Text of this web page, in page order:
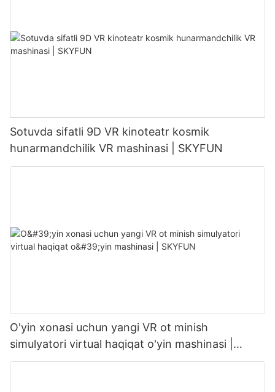
Sotuvda sifatli 9D VR kinoteatr kosmik
hunarmandchilik VR mashinasi | SKYFUN
O'yin xonasi uchun yangi VR ot minish
simulyatori virtual haqiqat o'yin mashinasi |
SKYFUN